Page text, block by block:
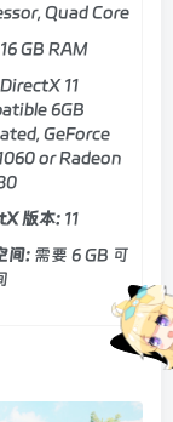
Quad Core
16 GB RAM
DirectX 11
6GB
GeForce
or Radeon
版本: 11
间: 需要 6 GB 可